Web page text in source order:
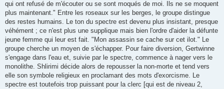
qui ont refusé de m'écouter ou se sont moqués de moi. Ils ne se moquent
plus maintenant." Entre les roseaux sur les berges, le groupe distingue
des restes humains. Le ton du spectre est devenu plus insistant, presque
véhément ; ce n'est plus une supplique mais bien l'ordre d'aider la défunte
jeune femme qui leur est fait. "Mon assassin se cache sur cet ilot." Le
groupe cherche un moyen de s'échapper. Pour faire diversion, Gertwinne
s'engage dans l'eau et, suivie par le spectre, commence à nager vers le
monolithe. Shlirimi décide alors de repousser la non-morte et tend vers
elle son symbole religieux en proclamant des mots d'exorcisme. Le
spectre est toutefois trop puissant pour la clerc [qui est de niveau 2,